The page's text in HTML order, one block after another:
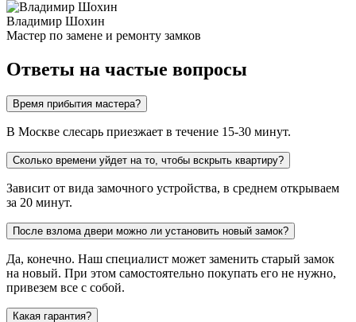
Владимир Шохин
Мастер по замене и ремонту замков
Ответы на частые вопросы
Время прибытия мастера?
В Москве слесарь приезжает в течение 15-30 минут.
Сколько времени уйдет на то, чтобы вскрыть квартиру?
Зависит от вида замочного устройства, в среднем открываем
за 20 минут.
После взлома двери можно ли установить новый замок?
Да, конечно. Наш специалист может заменить старый замок
на новый. При этом самостоятельно покупать его не нужно,
привезем все с собой.
Какая гарантия?